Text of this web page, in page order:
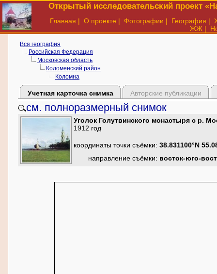
Открытый исследовательский проект
Главная | О проекте | Фотографии | География |
ЖЖ |
Вся география
Российская Федерация
Московская область
Коломенский район
Коломна
Учетная карточка снимка Авторские публикации
см. полноразмерный снимок
Уголок Голутвинского монастыря с р.
1912 год
координаты точки съёмки: 38.831100°N
направление съёмки: восток-юго-